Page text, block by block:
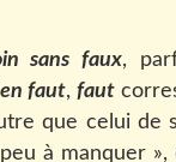
sans faux,
faut, faut
que celui de
à manquer